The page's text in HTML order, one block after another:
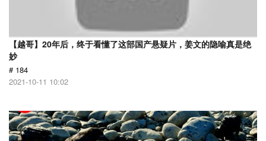
【越哥】20年后，终于看懂了这部国产悬疑片，姜文的隐喻真是绝
妙
# 184
2021-10-11 10:02